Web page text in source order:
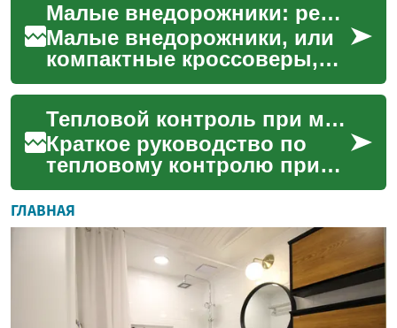
позволяет эффективно
бороться с различн...
Малые внедорожники: решение для активного образа жизни
Малые внедорожники, или
компактные кроссоверы,
стали популярным
выбором для тех, кто ищет
универсальный транспорт.
Эт...
Тепловой контроль при многослойной сварке: практические приёмы
Краткое руководство по
тепловому контролю при
многослойной сварке:
рассматриваются методы
мониторинга температуры
ГЛАВНАЯ